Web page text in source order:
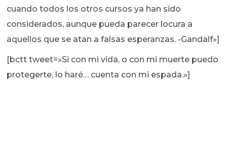
cuando todos los otros cursos ya han sido
considerados, aunque pueda parecer locura a
aquellos que se atan a falsas esperanzas. -Gandalf»]
[bctt tweet=»Si con mi vida, o con mi muerte puedo
protegerte, lo haré… cuenta con mi espada.»]